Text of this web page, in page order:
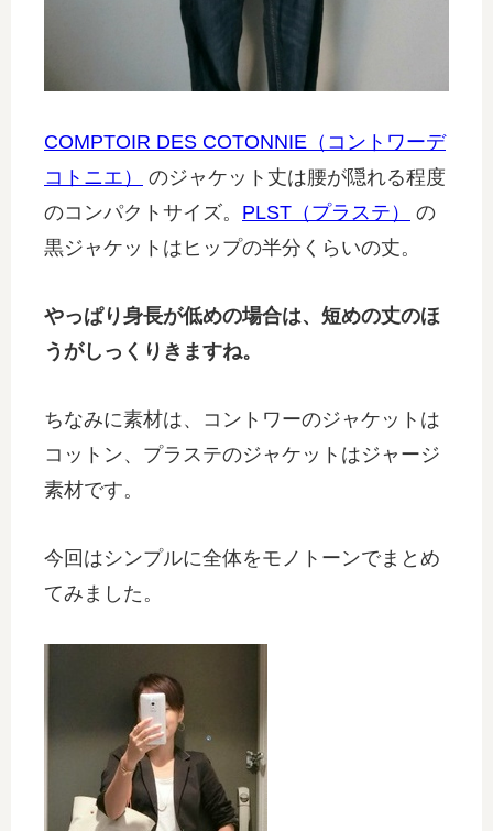
COMPTOIR DES COTONNIE（コントワーデ
コトニエ）
のジャケット丈は腰が隠れる程度
のコンパクトサイズ。 PLST（プラステ）
の
黒ジャケットはヒップの半分くらいの丈。
やっぱり身長が低めの場合は、短めの丈のほ
うがしっくりきますね。
ちなみに素材は、コントワーのジャケットは
コットン、プラステのジャケットはジャージ
素材です。
今回はシンプルに全体をモノトーンでまとめ
てみました。